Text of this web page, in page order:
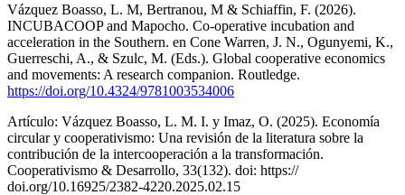
Vázquez Boasso, L. M, Bertranou, M & Schiaffin, F. (2026).
INCUBACOOP and Mapocho. Co-operative incubation and
acceleration in the Southern. en Cone Warren, J. N., Ogunyemi, K.,
Guerreschi, A., & Szulc, M. (Eds.). Global cooperative economics
and movements: A research companion. Routledge.
https://doi.org/10.4324/9781003534006
Artículo: Vázquez Boasso, L. M. I. y Imaz, O. (2025). Economía
circular y cooperativismo: Una revisión de la literatura sobre la
contribución de la intercooperación a la transformación.
Cooperativismo & Desarrollo, 33(132). doi: https://
doi.org/10.16925/2382-4220.2025.02.15